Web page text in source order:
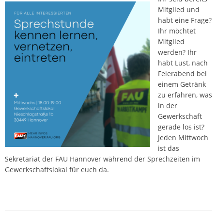
Mitglied und
habt eine Frage?
Ihr möchtet
Mitglied
werden? Ihr
habt Lust, nach
Feierabend bei
einem Getränk
zu erfahren, was
in der
Gewerkschaft
gerade los ist?
Jeden Mittwoch
ist das
Sekretariat der FAU Hannover während der Sprechzeiten im
Gewerkschaftslokal für euch da.